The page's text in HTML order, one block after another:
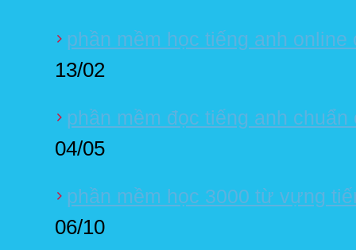
phần mềm học tiếng anh online
13/02
phần mềm đọc tiếng anh chuẩn
04/05
phần mềm học 3000 từ vựng
06/10